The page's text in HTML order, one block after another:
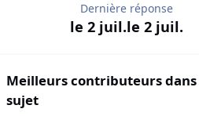
Dernière réponse
le 2 juil.le 2 juil.
Meilleurs contributeurs dans
sujet